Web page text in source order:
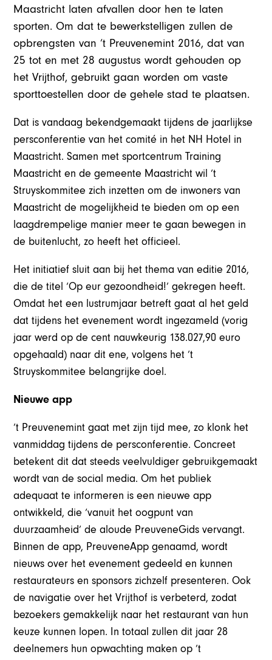
Maastricht laten afvallen door hen te laten
sporten. Om dat te bewerkstelligen zullen de
opbrengsten van ’t Preuvenemint 2016, dat van
25 tot en met 28 augustus wordt gehouden op
het Vrijthof, gebruikt gaan worden om vaste
sporttoestellen door de gehele stad te plaatsen.
Dat is vandaag bekendgemaakt tijdens de jaarlijkse
persconferentie van het comité in het NH Hotel in
Maastricht. Samen met sportcentrum Training
Maastricht en de gemeente Maastricht wil ’t
Struyskommitee zich inzetten om de inwoners van
Maastricht de mogelijkheid te bieden om op een
laagdrempelige manier meer te gaan bewegen in
de buitenlucht, zo heeft het officieel.
Het initiatief sluit aan bij het thema van editie 2016,
die de titel ‘Op eur gezoondheid!’ gekregen heeft.
Omdat het een lustrumjaar betreft gaat al het geld
dat tijdens het evenement wordt ingezameld (vorig
jaar werd op de cent nauwkeurig 138.027,90 euro
opgehaald) naar dit ene, volgens het ’t
Struyskommitee belangrijke doel.
Nieuwe app
’t Preuvenemint gaat met zijn tijd mee, zo klonk het
vanmiddag tijdens de persconferentie. Concreet
betekent dit dat steeds veelvuldiger gebruikgemaakt
wordt van de social media. Om het publiek
adequaat te informeren is een nieuwe app
ontwikkeld, die ‘vanuit het oogpunt van
duurzaamheid’ de aloude PreuveneGids vervangt.
Binnen de app, PreuveneApp genaamd, wordt
nieuws over het evenement gedeeld en kunnen
restaurateurs en sponsors zichzelf presenteren. Ook
de navigatie over het Vrijthof is verbeterd, zodat
bezoekers gemakkelijk naar het restaurant van hun
keuze kunnen lopen. In totaal zullen dit jaar 28
deelnemers hun opwachting maken op ’t